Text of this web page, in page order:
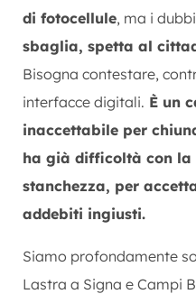
di fotocellule, ma i
sbaglia, spetta al
Bisogna contestare,
interfacce digitali. È un
inaccettabile per
ha già difficoltà con
stanchezza, per
addebiti ingiusti.
Siamo profondamente
Lastra a Signa e Campi